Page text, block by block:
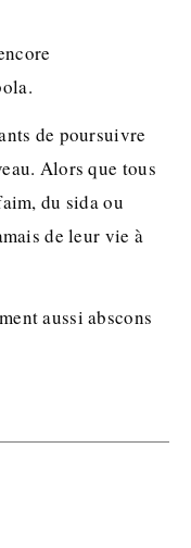
de poursuivre
Alors que tous
du sida ou
de leur vie à
aussi abscons